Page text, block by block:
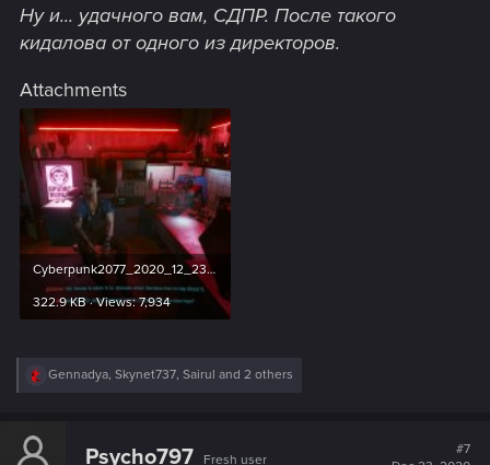
Ну и... удачного вам, СДПР. После такого
кидалова от одного из директоров.
Attachments
Cyberpunk2077_2020_12_23_00_38_12_461.jpg
322.9 KB · Views: 7,934
R
i
Gennadya, Skynet737, Sairul and 2 others
Psycho797 Fresh user
#7